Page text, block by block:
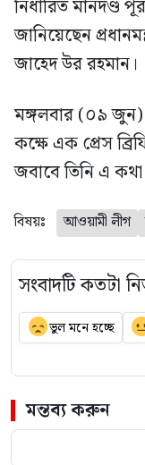
নির্ধারিত মানদণ্ড
জানিয়েছেন
জাহেদ উর রহমান।
মঙ্গলবার (০৯ জুন)
কক্ষে এক প্রেস
জবাবে তিনি এ
বিষয়ঃ আওয়ামী লীগ
সংবাদটি কতটা
ভুল মনে হচ্ছে
মন্তব্য করুন